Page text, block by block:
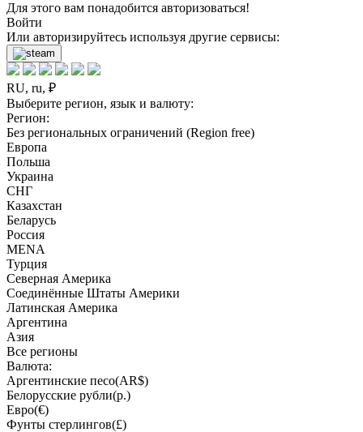
Для этого вам понадобится авторизоваться!
Войти
Или авторизируйтесь используя другие сервисы:
RU, ru, ₽
Выберите регион, язык и валюту:
Регион:
Без региональных ограничений (Region free)
Европа
Польша
Украина
СНГ
Казахстан
Беларусь
Россия
MENA
Турция
Северная Америка
Соединённые Штаты Америки
Латинская Америка
Аргентина
Азия
Все регионы
Валюта:
Аргентинские песо(AR$)
Белорусские рубли(р.)
Евро(€)
Фунты стерлингов(£)